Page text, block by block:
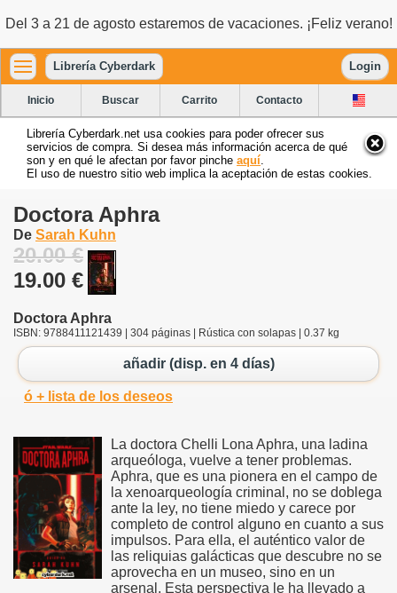
Del 3 a 21 de agosto estaremos de vacaciones. ¡Feliz verano!
Librería Cyberdark Login
Inicio Buscar Carrito Contacto
Librería Cyberdark.net usa cookies para poder ofrecer sus
servicios de compra. Si desea más información acerca de qué
son y en qué le afectan por favor pinche aquí
El uso de nuestro sitio web implica la aceptación de estas cookies.
Doctora Aphra
De Sarah Kuhn
20.00 €
19.00 €
Doctora Aphra
ISBN: 9788411121439 | 304 páginas | Rústica con solapas | 0.37 kg
añadir (disp. en 4 días)
ó + lista de los deseos
La doctora Chelli Lona Aphra, una ladina
arqueóloga, vuelve a tener problemas.
Aphra, que es una pionera en el campo de
la xenoarqueología criminal, no se doblega
ante la ley, no tiene miedo y carece por
completo de control alguno en cuanto a sus
impulsos. Para ella, el auténtico valor de
las reliquias galácticas que descubre no se
aprovecha en un museo, sino en un
arsenal. Esta perspectiva le ha llevado a